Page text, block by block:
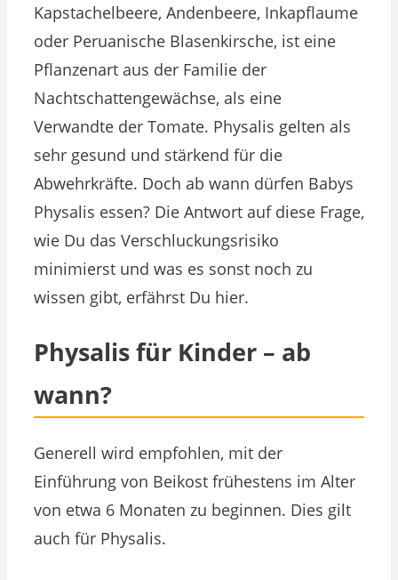
Kapstachelbeere, Andenbeere, Inkapflaume
oder Peruanische Blasenkirsche, ist eine
Pflanzenart aus der Familie der
Nachtschattengewächse, als eine
Verwandte der Tomate. Physalis gelten als
sehr gesund und stärkend für die
Abwehrkräfte. Doch ab wann dürfen Babys
Physalis essen? Die Antwort auf diese Frage,
wie Du das Verschluckungsrisiko
minimierst und was es sonst noch zu
wissen gibt, erfährst Du hier.
Physalis für Kinder – ab
wann?
Generell wird empfohlen, mit der
Einführung von Beikost frühestens im Alter
von etwa 6 Monaten zu beginnen. Dies gilt
auch für Physalis.